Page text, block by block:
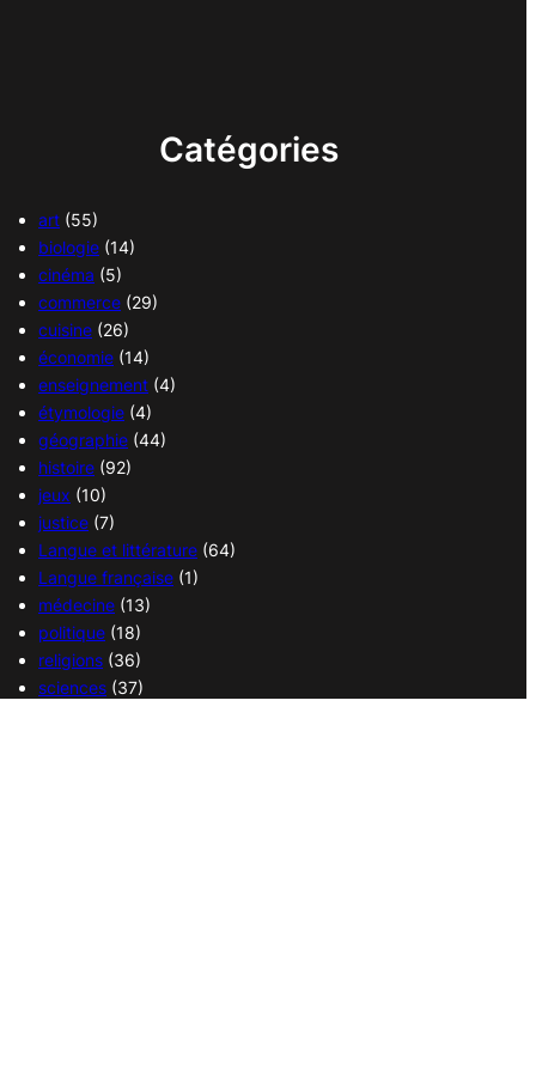
Catégories
art (55)
biologie (14)
cinéma (5)
commerce (29)
cuisine (26)
économie (14)
enseignement (4)
étymologie (4)
géographie (44)
histoire (92)
jeux (10)
justice (7)
Langue et littérature (64)
Langue française (1)
médecine (13)
politique (18)
religions (36)
sciences (37)